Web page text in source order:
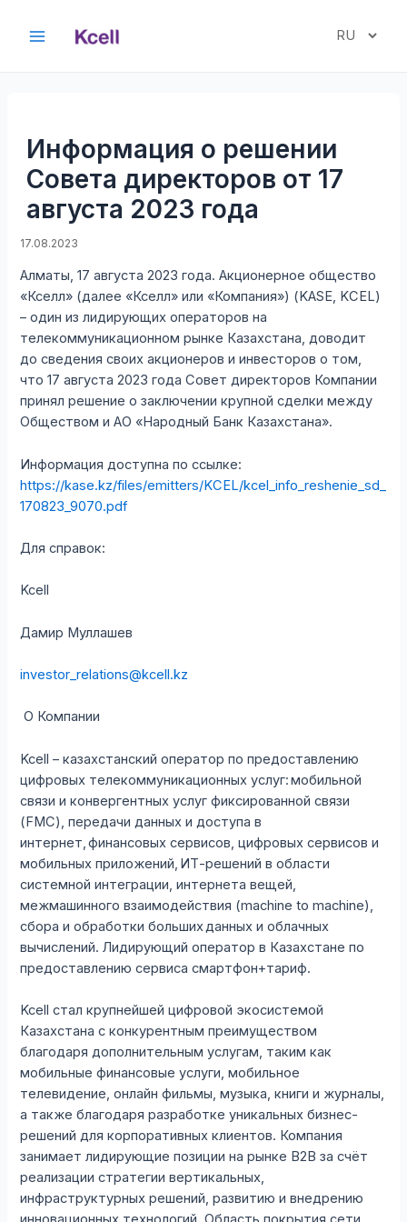
Выбрать
Информация о решении
Совета директоров от 17
августа 2023 года
17.08.2023
Алматы, 17 августа 2023 года. Акционерное общество
«Кселл» (далее «Кселл» или «Компания») (KASE, KCEL)
– один из лидирующих операторов на
телекоммуникационном рынке Казахстана, доводит
до сведения своих акционеров и инвесторов о том,
что 17 августа 2023 года Совет директоров Компании
принял решение о заключении крупной сделки между
Обществом и АО «Народный Банк Казахстана».
Информация доступна по ссылке:
https://kase.kz/files/emitters/KCEL/kcel_info_reshenie_sd_
170823_9070.pdf
Для справок:
Kcell
Дамир Муллашев
investor_relations@kcell.kz
О Компании
Kcell – казахстанский оператор по предоставлению
цифровых телекоммуникационных услуг: мобильной
связи и конвергентных услуг фиксированной связи
(FMC), передачи данных и доступа в
интернет, финансовых сервисов, цифровых сервисов и
мобильных приложений, ИТ-решений в области
системной интеграции, интернета вещей,
межмашинного взаимодействия (machine to machine),
сбора и обработки больших данных и облачных
вычислений. Лидирующий оператор в Казахстане по
предоставлению сервиса смартфон+тариф.
Kcell стал крупнейшей цифровой экосистемой
Казахстана с конкурентным преимуществом
благодаря дополнительным услугам, таким как
мобильные финансовые услуги, мобильное
телевидение, онлайн фильмы, музыка, книги и журналы,
а также благодаря разработке уникальных бизнес-
решений для корпоративных клиентов. Компания
занимает лидирующие позиции на рынке В2В за счёт
реализации стратегии вертикальных,
инфраструктурных решений, развитию и внедрению